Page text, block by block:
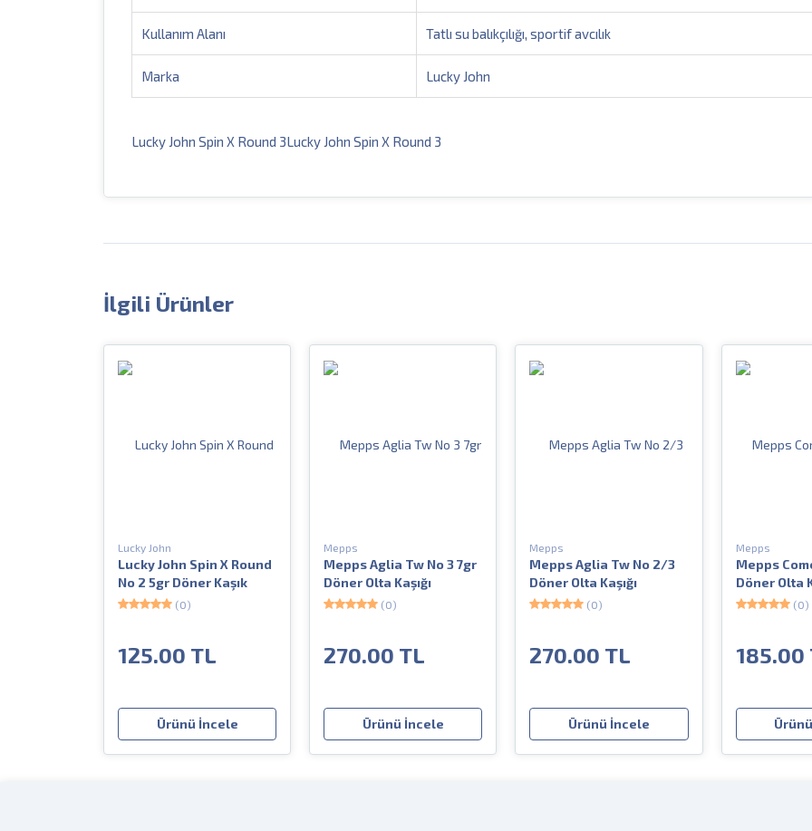
Kullanım Alanı Tatlı su balıkçılığı, sportif avcılık
Marka Lucky John
İlgili Ürünler
Lucky John
Lucky John Spin X Round
No 2 5gr Döner Kaşık
(0)
125.00 TL
Ürünü İncele
Mepps
Mepps Aglia Tw No 3 7gr
Döner Olta Kaşığı
(0)
270.00 TL
Ürünü İncele
Mepps
Mepps Aglia Tw No 2/3
Döner Olta Kaşığı
(0)
270.00 TL
Ürünü İncele
Mepps
Mepps
Döner Olta
(0)
185.00